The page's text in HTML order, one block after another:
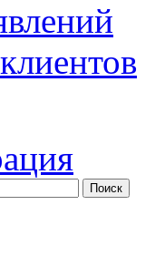
Поиск